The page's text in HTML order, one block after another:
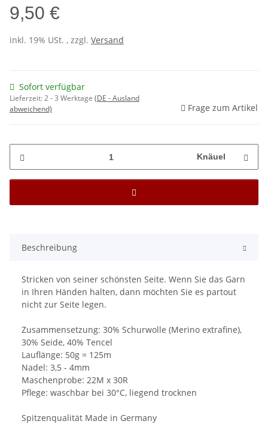
9,50 €
inkl. 19% USt. , zzgl. Versand
Sofort verfügbar
Lieferzeit:2 - 3 Werktage (DE - Ausland
abweichend)
Frage zum Artikel
Knäuel
Beschreibung
Stricken von seiner schönsten Seite. Wenn Sie das Garn
in Ihren Händen halten, dann möchten Sie es partout
nicht zur Seite legen.
Zusammensetzung: 30% Schurwolle (Merino extrafine),
30% Seide, 40% Tencel
Lauflänge: 50g = 125m
Nadel: 3,5 - 4mm
Maschenprobe: 22M x 30R
Pflege: waschbar bei 30°C, liegend trocknen
Spitzenqualität Made in Germany